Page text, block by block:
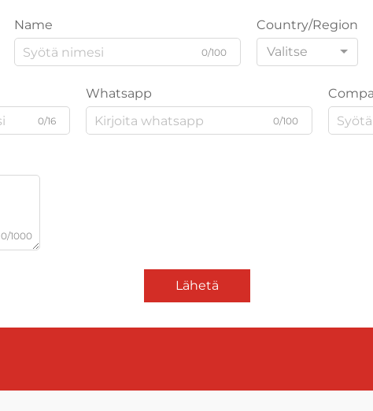
Name
0/100
Country/Region
Valitse
0/16
Whatsapp
0/100
0/1000
Lähetä